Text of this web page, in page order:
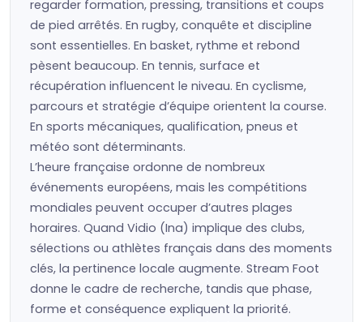
regarder formation, pressing, transitions et coups
de pied arrêtés. En rugby, conquête et discipline
sont essentielles. En basket, rythme et rebond
pèsent beaucoup. En tennis, surface et
récupération influencent le niveau. En cyclisme,
parcours et stratégie d’équipe orientent la course.
En sports mécaniques, qualification, pneus et
météo sont déterminants.
L’heure française ordonne de nombreux
événements européens, mais les compétitions
mondiales peuvent occuper d’autres plages
horaires. Quand Vidio (Ina) implique des clubs,
sélections ou athlètes français dans des moments
clés, la pertinence locale augmente. Stream Foot
donne le cadre de recherche, tandis que phase,
forme et conséquence expliquent la priorité.